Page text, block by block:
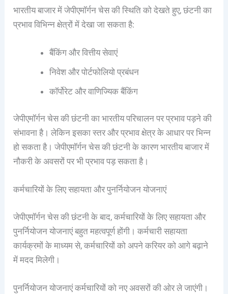
भारतीय बाजार में जेपीएमॉर्गन चेस की स्थिति को देखते हुए, छंटनी का
प्रभाव विभिन्न क्षेत्रों में देखा जा सकता है:
बैंकिंग और वित्तीय सेवाएं
निवेश और पोर्टफोलियो प्रबंधन
कॉर्पोरेट और वाणिज्यिक बैंकिंग
जेपीएमॉर्गन चेस की छंटनी का भारतीय परिचालन पर प्रभाव पड़ने की
संभावना है। लेकिन इसका स्तर और प्रभाव क्षेत्र के आधार पर भिन्न
हो सकता है। जेपीएमॉर्गन चेस की छंटनी के कारण भारतीय बाजार में
नौकरी के अवसरों पर भी प्रभाव पड़ सकता है।
कर्मचारियों के लिए सहायता और पुनर्नियोजन योजनाएं
जेपीएमॉर्गन चेस की छंटनी के बाद, कर्मचारियों के लिए सहायता और
पुनर्नियोजन योजनाएं बहुत महत्वपूर्ण होंगी। कर्मचारी सहायता
कार्यक्रमों के माध्यम से, कर्मचारियों को अपने करियर को आगे बढ़ाने
में मदद मिलेगी।
पुनर्नियोजन योजनाएं कर्मचारियों को नए अवसरों की ओर ले जाएंगी।